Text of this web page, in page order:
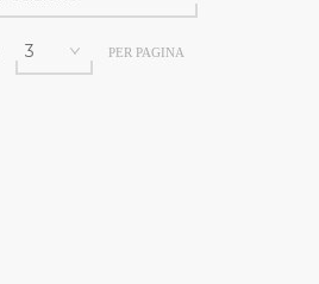
PER PAGINA